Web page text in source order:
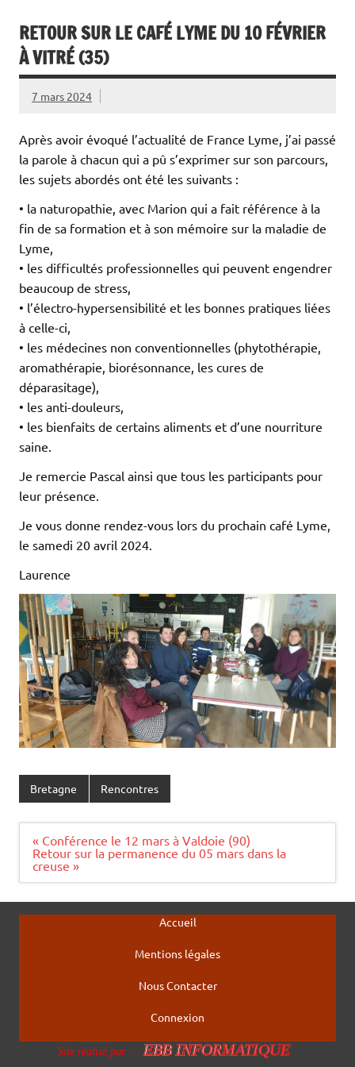
RETOUR SUR LE CAFÉ LYME DU 10 FÉVRIER
À VITRÉ (35)
7 mars 2024
Après avoir évoqué l’actualité de France Lyme, j’ai passé
la parole à chacun qui a pû s’exprimer sur son parcours,
les sujets abordés ont été les suivants :
• la naturopathie, avec Marion qui a fait référence à la
fin de sa formation et à son mémoire sur la maladie de
Lyme,
• les difficultés professionnelles qui peuvent engendrer
beaucoup de stress,
• l’électro-hypersensibilité et les bonnes pratiques liées
à celle-ci,
• les médecines non conventionnelles (phytothérapie,
aromathérapie, biorésonnance, les cures de
déparasitage),
• les anti-douleurs,
• les bienfaits de certains aliments et d’une nourriture
saine.
Je remercie Pascal ainsi que tous les participants pour
leur présence.
Je vous donne rendez-vous lors du prochain café Lyme,
le samedi 20 avril 2024.
Laurence
Bretagne Rencontres
Navigation
de
l’article
« Conférence le 12 mars à Valdoie (90)
Retour sur la permanence du 05 mars dans la
creuse »
Accueil
Mentions légales
Nous Contacter
Connexion
Site réalisé par : EBB INFORMATIQUE